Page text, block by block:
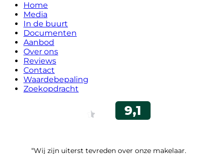
Home
Media
In de buurt
Documenten
Aanbod
Over ons
Reviews
Contact
Waardebepaling
Zoekopdracht
“Wij zijn uiterst tevreden over onze makelaar.